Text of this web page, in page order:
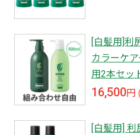
[白髪用]利
カラーケ
用2本セッ
16,500円
[白髪用]